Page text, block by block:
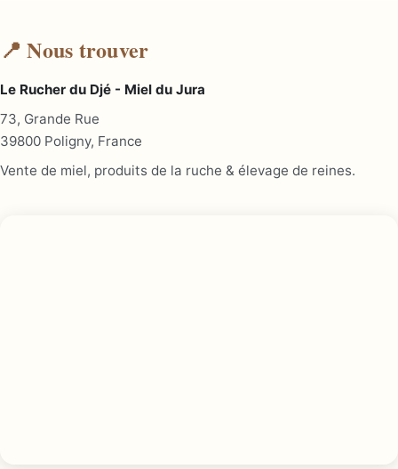
📍 Nous trouver
Le Rucher du Djé - Miel du Jura
73, Grande Rue
39800 Poligny, France
Vente de miel, produits de la ruche & élevage de reines.